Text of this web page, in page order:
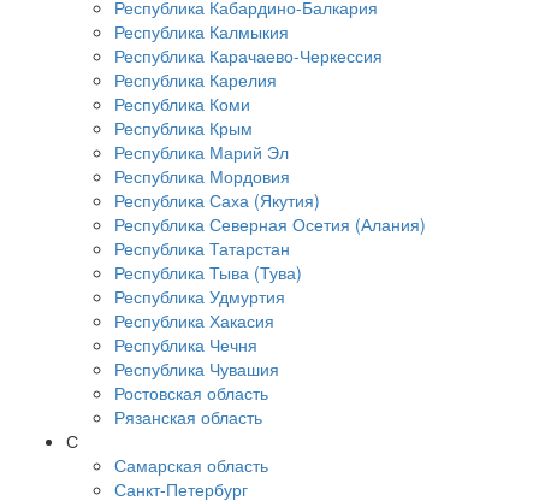
Республика Кабардино-Балкария
Республика Калмыкия
Республика Карачаево-Черкессия
Республика Карелия
Республика Коми
Республика Крым
Республика Марий Эл
Республика Мордовия
Республика Саха (Якутия)
Республика Северная Осетия (Алания)
Республика Татарстан
Республика Тыва (Тува)
Республика Удмуртия
Республика Хакасия
Республика Чечня
Республика Чувашия
Ростовская область
Рязанская область
С
Самарская область
Санкт-Петербург